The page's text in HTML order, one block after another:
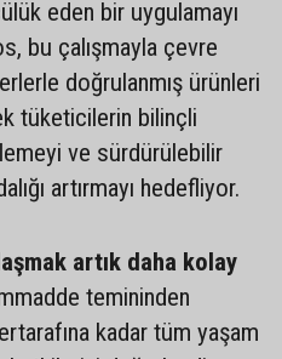
eden bir uygulamayı
bu çalışmayla çevre
doğrulanmış ürünleri
tüketicilerin bilinçli
ve sürdürülebilir
artırmayı hedefliyor.
artık daha kolay
temininden
kadar tüm yaşam